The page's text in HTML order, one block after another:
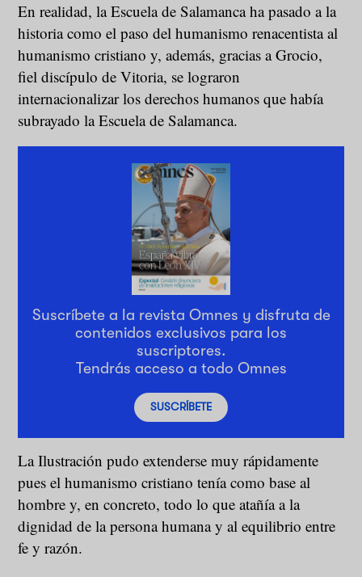
En realidad, la Escuela de Salamanca ha pasado a la
historia como el paso del humanismo renacentista al
humanismo cristiano y, además, gracias a Grocio,
fiel discípulo de Vitoria, se lograron
internacionalizar los derechos humanos que había
subrayado la Escuela de Salamanca.
Suscríbete a la revista Omnes y disfruta de
contenidos exclusivos para los
suscriptores.
Tendrás acceso a todo Omnes
SUSCRÍBETE
La Ilustración pudo extenderse muy rápidamente
pues el humanismo cristiano tenía como base al
hombre y, en concreto, todo lo que atañía a la
dignidad de la persona humana y al equilibrio entre
fe y razón.